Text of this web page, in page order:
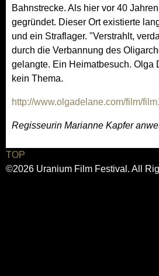
Bahnstrecke. Als hier vor 40
gegründet. Dieser Ort existierte
und ein Straflager. "Verstrahlt,
durch die Verbannung des
gelangte. Ein Heimatbesuch. Olga
kein Thema.
http://www.olgadelane.com/film/
Regisseurin Marianne Kapfer
TOP
©2026 Uranium Film Festival. All